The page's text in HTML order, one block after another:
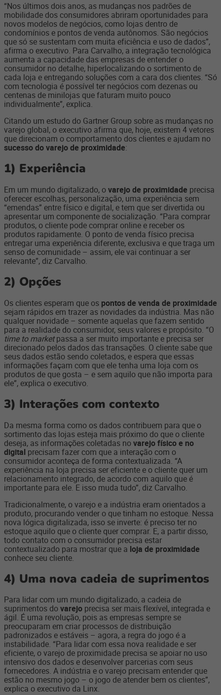
“Nos últimos dois anos, as mudanças nos padrões de
mobilidade dos consumidores abriram oportunidades para
novos modelos de negócios, como lojas dentro de
condomínios e pontos de venda autônomos. São negócios
que só se sustentam com muita eficiência e uso de dados”,
afirma o executivo. Para Carvalho, a integração tecnológica
aumenta a capacidade das empresas de entender o
consumidor no detalhe, hiperlocalizando o sortimento de
cada loja e entregando soluções com a cara dos clientes. “Só
com tecnologia é possível ter negócios com dezenas ou
centenas de minilojas que faturam muito pouco
individualmente”, explica.
Citando um estudo do Gartner Group sobre as mudanças no
varejo global, o executivo afirma que, hoje, existem 4 vetores
que direcionam o comportamento dos clientes e ajudam no
sucesso do varejo de proximidade:
1) Experiência
Em um mundo digitalizado, ovarejo de proximidade precisa
oferecer escolhas, personalização, uma experiência sem
“emendas” entre físico e digital, e tem que ser divertida ou
apresentar um componente de socialização. “Para comprar
produtos, o cliente pode comprar online e receber os
produtos rapidamente. O ponto de venda físico precisa
entregar uma experiência diferente, exclusiva e que traga um
senso de comunidade – assim, ele vai continuar a ser
relevante”, diz Carvalho.
2) Opções
Os clientes esperam que os pontos de venda de proximidade
sejam rápidos em trazer as novidades da indústria. Mas não
qualquer novidade – somente aquelas que fazem sentido
para a realidade do consumidor, seus valores e propósito. “O
time to marketpassa a ser muito importante e precisa ser
direcionado pelos dados das transações. O cliente sabe que
seus dados estão sendo coletados, e espera que essas
informações façam com que ele tenha uma loja com os
produtos de que gosta – e sem aquilo que não importa para
ele”, explica o executivo.
3) Interações com contexto
Da mesma forma como os dados contribuem para que o
sortimento das lojas esteja mais próximo do que o cliente
deseja, as informações coletadas novarejo físico e no
digital precisam fazer com que a interação com o
consumidor aconteça de forma contextualizada. “A
experiência na loja precisa ser eficiente e o cliente quer um
relacionamento integrado, de acordo com aquilo que é
importante para ele. E isso muda tudo”, diz Carvalho.
Tradicionalmente, o varejo e a indústria eram orientados a
produto, procurando vender o que tinham no estoque. Nessa
nova lógica digitalizada, isso se inverte: é preciso ter no
estoque aquilo que o cliente quer comprar. E, a partir disso,
todo contato com o consumidor precisa estar
contextualizado para mostrar que a loja de proximidade
conhece seu cliente.
4) Uma nova cadeia de suprimentos
Para lidar com um mundo digitalizado, a cadeia de
suprimentos dovarejo precisa ser mais flexível, integrada e
ágil. É uma revolução, pois as empresas sempre se
preocuparam em criar processos de distribuição
padronizados e estáveis – agora, a regra do jogo é a
instabilidade. “Para lidar com essa nova realidade e ser
eficiente, o varejo de proximidade precisa se apoiar no uso
intensivo dos dados e desenvolver parcerias com seus
fornecedores. A indústria e o varejo precisam entender que
estão no mesmo jogo – o jogo de atender bem os clientes”,
explica o executivo da Linx.